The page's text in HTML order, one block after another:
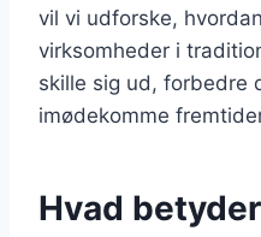
vil vi udforske,
virksomheder i
skille sig ud, forbedre
imødekomme
Hvad